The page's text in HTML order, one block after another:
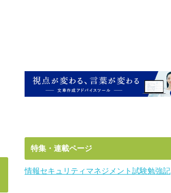
特集・連載ページ
情報セキュリティマネジメント試験勉強記